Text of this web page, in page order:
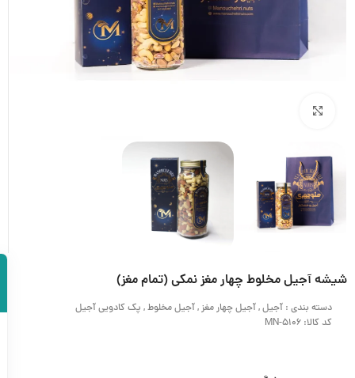
شیشه آجیل مخلوط چهار مغز نمکی (تمام مغز)
دسته بندی : آجیل,آجیل چهار مغز,آجیل مخلوط, پک کادویی آجیل
کد کالا: MN-5106